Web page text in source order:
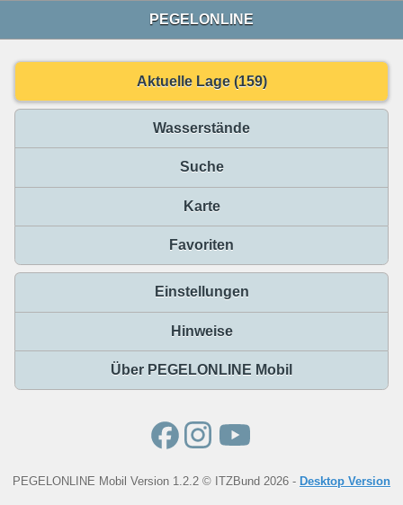
PEGELONLINE
Aktuelle Lage (159)
Wasserstände
Suche
Karte
Favoriten
Einstellungen
Hinweise
Über PEGELONLINE Mobil
PEGELONLINE Mobil Version 1.2.2 © ITZBund 2026 - Desktop Version